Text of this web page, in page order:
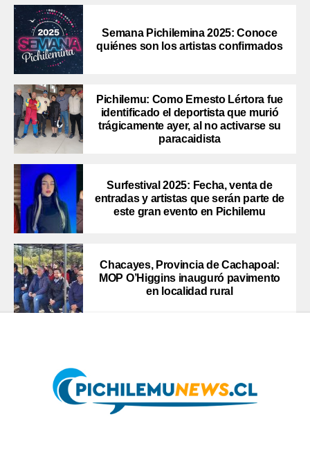
Semana Pichilemina 2025: Conoce
quiénes son los artistas confirmados
Pichilemu: Como Ernesto Lértora fue
identificado el deportista que murió
trágicamente ayer, al no activarse su
paracaidista
Surfestival 2025: Fecha, venta de
entradas y artistas que serán parte de
este gran evento en Pichilemu
Chacayes, Provincia de Cachapoal:
MOP O’Higgins inauguró pavimento
en localidad rural